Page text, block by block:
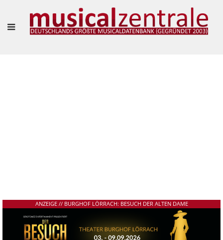
ANZEIGE // BURGHOF LÖRRACH: BESUCH DER ALTEN DAME